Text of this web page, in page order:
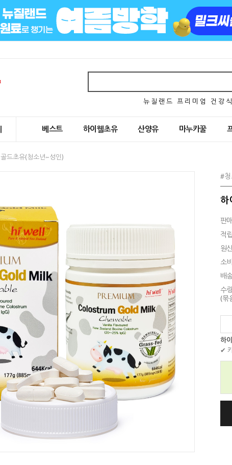
뉴 질 랜 드 프 리 미 엄 건 강
베스트 하이웰초유 산양유 마누카꿀
골드초유(청소년~성인)
#
하
판
적
원
소
배
수
(묶
하
✔